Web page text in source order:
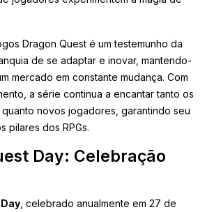
Dragon Quest é um testemunho da
de se adaptar e inovar, mantendo-
mercado em constante mudança. Com
a série continua a encantar tanto os
novos jogadores, garantindo seu
pilares dos RPGs.
Day: Celebração
, celebrado anualmente em 27 de